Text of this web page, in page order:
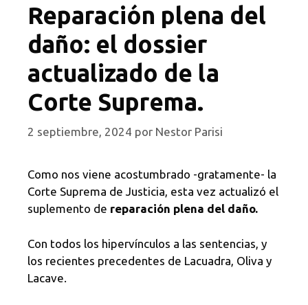
Reparación plena del
daño: el dossier
actualizado de la
Corte Suprema.
2 septiembre, 2024 por Nestor Parisi
Como nos viene acostumbrado -gratamente- la
Corte Suprema de Justicia, esta vez actualizó el
suplemento de reparación plena del daño.
Con todos los hipervínculos a las sentencias, y
los recientes precedentes de Lacuadra, Oliva y
Lacave.